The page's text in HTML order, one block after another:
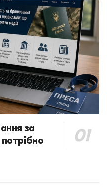
за